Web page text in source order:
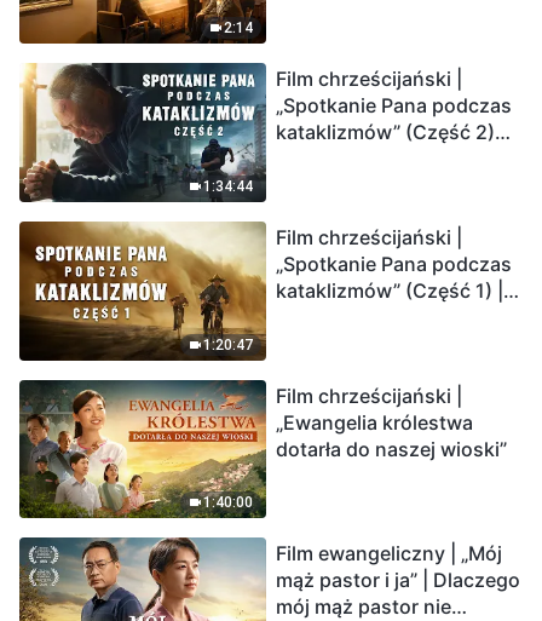
2:14
1:34:44
Film chrześcijański |
„Spotkanie Pana podczas
kataklizmów” (Część 2)
Ludzkość weszła w
odliczanie. Czy znalazłeś
już drogę ocalenia?
1:20:47
Film chrześcijański |
„Spotkanie Pana podczas
kataklizmów” (Część 1) |
1:40:00
Film chrześcijański |
„Ewangelia królestwa
dotarła do naszej wioski”
Film ewangeliczny | „Mój
mąż pastor i ja” | Dlaczego
mój mąż pastor nie